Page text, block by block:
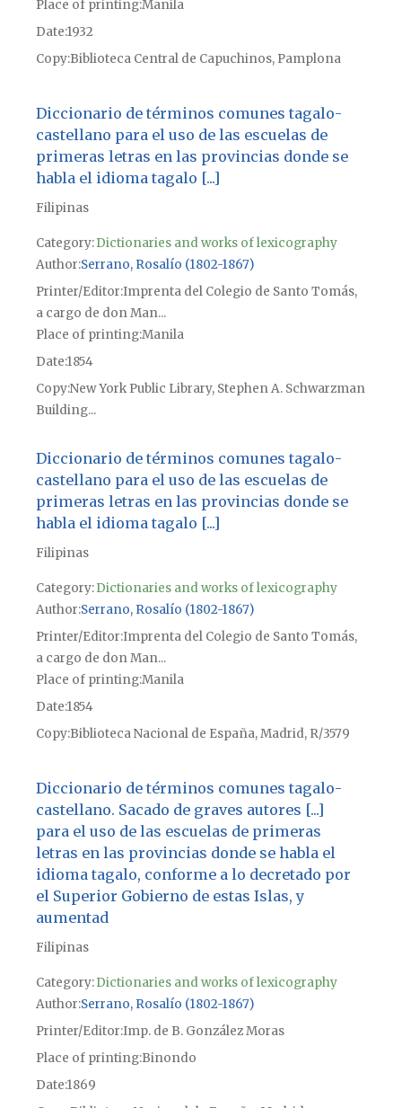
Place of printingManila
Date1932
CopyBiblioteca Central de Capuchinos, Pamplona
Diccionario de términos comunes tagalo-
castellano para el uso de las escuelas de
primeras letras en las provincias donde se
habla el idioma tagalo [...]
Filipinas
Category:Dictionaries and works of lexicography
Author Serrano, Rosalío (1802-1867)
Printer/Editor Imprenta del Colegio de Santo Tomás,
a cargo de don Man...
Place of printingManila
Date1854
CopyNew York Public Library, Stephen A. Schwarzman
Building...
Diccionario de términos comunes tagalo-
castellano para el uso de las escuelas de
primeras letras en las provincias donde se
habla el idioma tagalo [...]
Filipinas
Category:Dictionaries and works of lexicography
Author Serrano, Rosalío (1802-1867)
Printer/Editor Imprenta del Colegio de Santo Tomás,
a cargo de don Man...
Place of printingManila
Date1854
CopyBiblioteca Nacional de España, Madrid, R/3579
Diccionario de términos comunes tagalo-
castellano. Sacado de graves autores [...]
para el uso de las escuelas de primeras
letras en las provincias donde se habla el
idioma tagalo, conforme a lo decretado por
el Superior Gobierno de estas Islas, y
aumentad
Filipinas
Category:Dictionaries and works of lexicography
Author Serrano, Rosalío (1802-1867)
Printer/Editor Imp. de B. González Moras
Place of printingBinondo
Date1869